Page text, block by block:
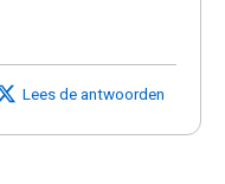
Lees de antwoorden